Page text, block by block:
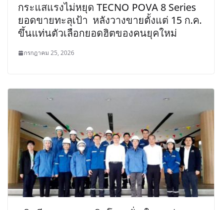
กระแสแรงไม่หยุด TECNO POVA 8 Series
ยอดขายทะลุเป้า หลังวางขายตั้งแต่ 15 ก.ค.
ขึ้นแท่นตัวเลือกยอดฮิตของคนยุคใหม่
กรกฎาคม 25, 2026